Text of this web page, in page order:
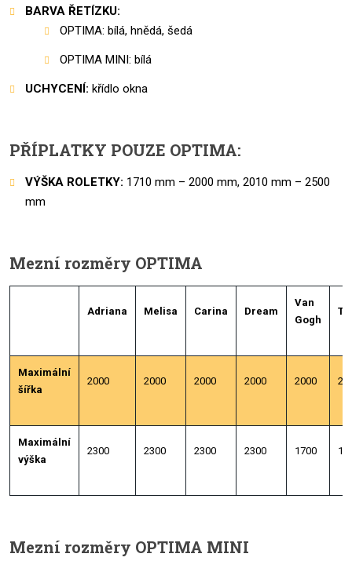
BARVA ŘETÍZKU:
OPTIMA: bílá, hnědá, šedá
OPTIMA MINI: bílá
UCHYCENÍ: křídlo okna
PŘÍPLATKY POUZE OPTIMA:
VÝŠKA ROLETKY: 1710 mm – 2000 mm, 2010 mm – 2500
mm
Mezní rozměry OPTIMA
Adriana Melisa Carina Dream
Van
Gogh
Maximální
šířka
2000 2000 2000 2000 2000
Maximální
výška
2300 2300 2300 2300 1700
Mezní rozměry OPTIMA MINI